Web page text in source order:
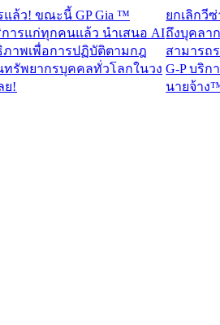
! ขณะนี้ GP Gia ™
ก่ทุกคนแล้ว นำเสนอ AI
พื่อการปฏิบัติตามกฎ
ยากรบุคคลทั่วโลกในวง
ยกเลิกวีซ่า
ถึงบุคลากรที่
สามารถระดั
G-P บริการตั
นายจ้าง™​​